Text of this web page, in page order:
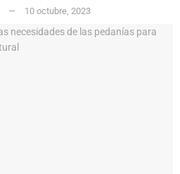
10 octubre, 2023